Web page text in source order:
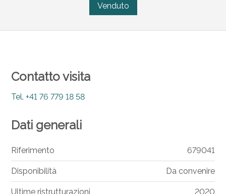
Venduto
Contatto visita
Tel.+41 76 779 18 58
Dati generali
Riferimento 679041
Disponibilità Da convenire
Ultime ristrutturazioni 2020